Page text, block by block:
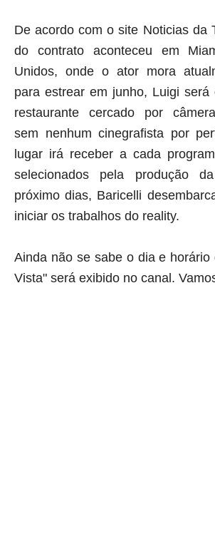
De acordo com o site Noticias da
do contrato aconteceu em
Unidos, onde o ator mora
para estrear em junho, Luigi
restaurante cercado por
sem nenhum cinegrafista por
lugar irá receber a cada
selecionados pela produção
próximo dias, Baricelli
iniciar os trabalhos do reality.
Ainda não se sabe o dia e horário
Vista" será exibido no canal.